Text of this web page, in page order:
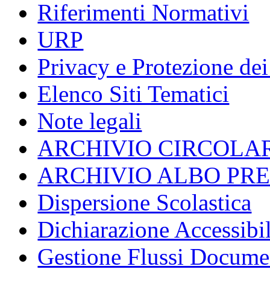
Riferimenti Normativi
URP
Privacy e Protezione
Elenco Siti Tematici
Note legali
ARCHIVIO
ARCHIVIO ALBO
Dispersione Scolastica
Dichiarazione
Gestione Flussi